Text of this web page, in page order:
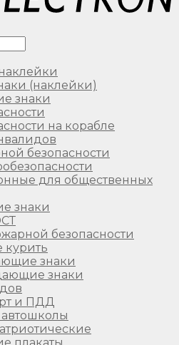
(наклейки)
знаки
на корабле
безопасности
для общественных
знаки
безопасности
курить
знаки
знаки
и ПДД